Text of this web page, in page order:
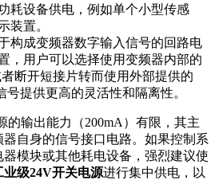
耗设备供电，例如单个小型传感
装置。
构成变频器数字输入信号的回路电
，用户可以选择使用变频器内部的
断开短接片转而使用外部提供的
号提供更高的灵活性和隔离性。
的输出能力（200mA）有限，其主
自身的信号接口电路。如果控制系
模块或其他耗电设备，强烈建议使
业级24V开关电源进行集中供电，以